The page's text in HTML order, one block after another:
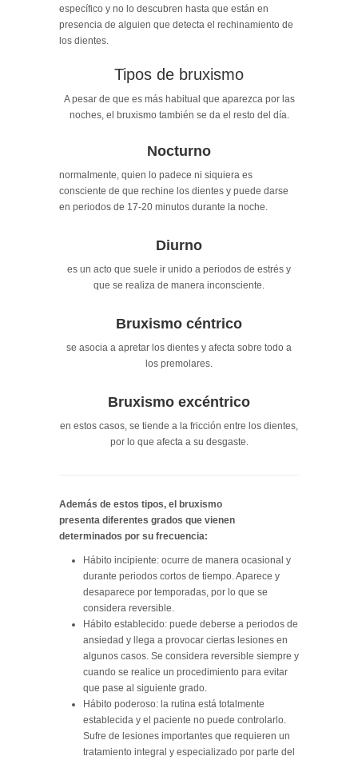
específico y no lo descubren hasta que están en
presencia de alguien que detecta el rechinamiento de
los dientes.
Tipos de bruxismo
A pesar de que es más habitual que aparezca por las
noches, el bruxismo también se da el resto del día.
Nocturno
normalmente, quien lo padece ni siquiera es
consciente de que rechine los dientes y puede darse
en periodos de 17-20 minutos durante la noche.
Diurno
es un acto que suele ir unido a periodos de estrés y
que se realiza de manera inconsciente.
Bruxismo céntrico
se asocia a apretar los dientes y afecta sobre todo a
los premolares.
Bruxismo excéntrico
en estos casos, se tiende a la fricción entre los dientes,
por lo que afecta a su desgaste.
Además de estos tipos, el bruxismo
presenta diferentes grados que vienen
determinados por su frecuencia:
Hábito incipiente: ocurre de manera ocasional y
durante periodos cortos de tiempo. Aparece y
desaparece por temporadas, por lo que se
considera reversible.
Hábito establecido: puede deberse a periodos de
ansiedad y llega a provocar ciertas lesiones en
algunos casos. Se considera reversible siempre y
cuando se realice un procedimiento para evitar
que pase al siguiente grado.
Hábito poderoso: la rutina está totalmente
establecida y el paciente no puede controlarlo.
Sufre de lesiones importantes que requieren un
tratamiento integral y especializado por parte del